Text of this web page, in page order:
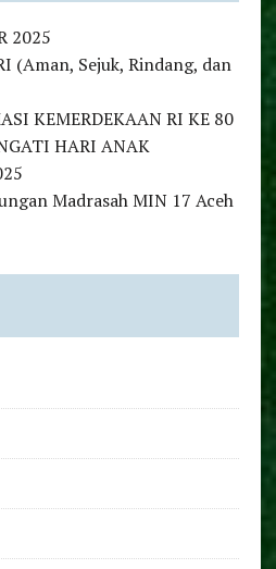
2025
(Aman, Sejuk, Rindang, dan
KEMERDEKAAN RI KE 80
HARI ANAK
Madrasah MIN 17 Aceh